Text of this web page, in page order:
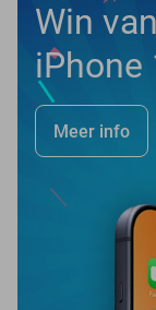
Win
iPhone
Meer info